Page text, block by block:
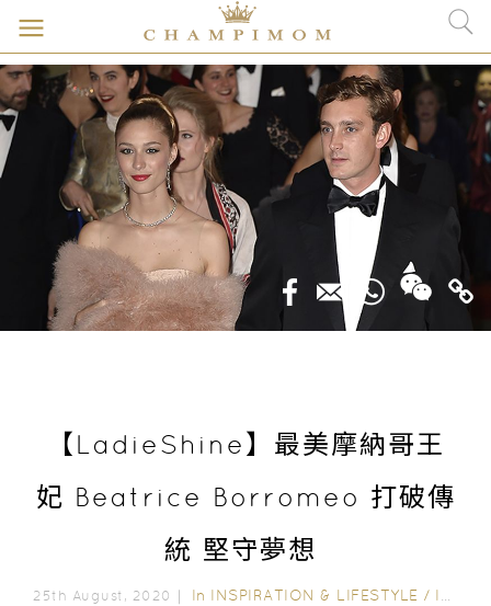
【LadieShine】最美摩納哥王
妃 Beatrice Borromeo 打破傳
統 堅守夢想
25th August, 2020｜ In INSPIRATION & LIFESTYLE / INSPIRING STORIES